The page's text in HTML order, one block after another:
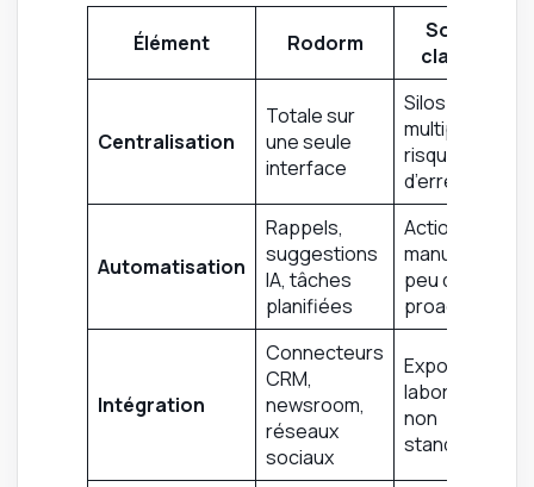
Élément Rodorm
Solution
classique
Centralisation
Totale sur
une seule
interface
Silos
multiples,
risques
d’erreurs
Automatisation
Rappels,
suggestions
IA, tâches
planifiées
Actions
manuelles,
peu de
proactivité
Intégration
Connecteurs
CRM,
newsroom,
réseaux
sociaux
Export/import
laborieux ou
non
standardisé